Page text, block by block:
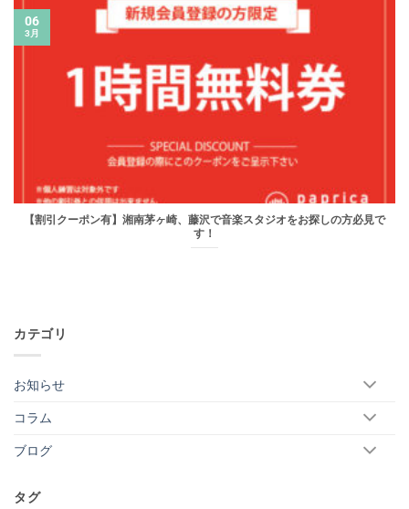
【割引クーポン有】湘南茅ヶ崎、藤沢で音楽スタジオをお探しの方必見で
す！
06
3月
カテゴリ
お知らせ
コラム
ブログ
タグ